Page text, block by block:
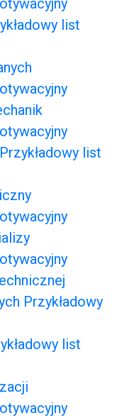
list
list
Przykładowy
list